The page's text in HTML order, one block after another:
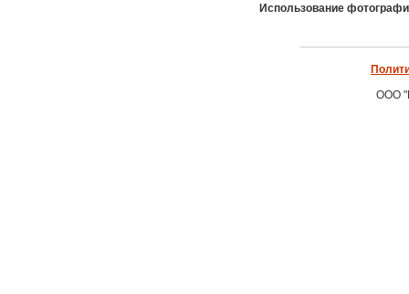
Использование
ООО